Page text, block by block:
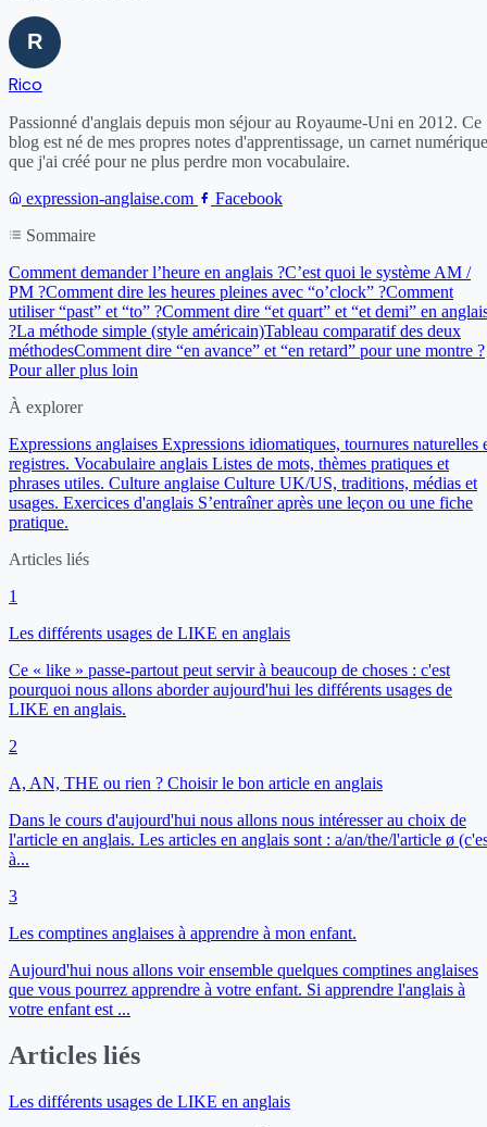
Rico
Passionné d'anglais depuis mon séjour au Royaume-Uni en 2012. Ce
blog est né de mes propres notes d'apprentissage, un carnet numérique
que j'ai créé pour ne plus perdre mon vocabulaire.
expression-anglaise.com
Facebook
Sommaire
Comment demander l’heure en anglais ?C’est quoi le système AM /
PM ?Comment dire les heures pleines avec “o’clock” ?Comment
utiliser “past” et “to” ?Comment dire “et quart” et “et demi” en
?La méthode simple (style américain)Tableau comparatif des deux
méthodesComment dire “en avance” et “en retard” pour une montre ?
Pour aller plus loin
À explorer
Expressions anglaises Expressions idiomatiques, tournures naturelles
registres. Vocabulaire anglais Listes de mots, thèmes pratiques et
phrases utiles. Culture anglaise Culture UK/US, traditions, médias et
usages. Exercices d'anglais S’entraîner après une leçon ou une fiche
pratique.
Articles liés
1
Les différents usages de LIKE en anglais
Ce « like » passe-partout peut servir à beaucoup de choses : c'est
pourquoi nous allons aborder aujourd'hui les différents usages de
LIKE en anglais.
2
A, AN, THE ou rien ? Choisir le bon article en anglais
Dans le cours d'aujourd'hui nous allons nous intéresser au choix de
l'article en anglais. Les articles en anglais sont : a/an/the/l'article ø
à...
3
Les comptines anglaises à apprendre à mon enfant.
Aujourd'hui nous allons voir ensemble quelques comptines anglaises
que vous pourrez apprendre à votre enfant. Si apprendre l'anglais à
votre enfant est ...
Articles liés
Les différents usages de LIKE en anglais